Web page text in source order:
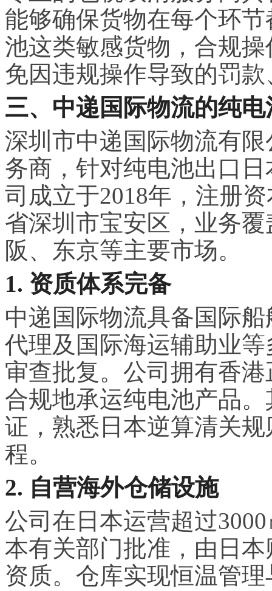
能够确保货物在每个环
池这类敏感货物，合规
免因违规操作导致的罚
三、中递国际物流的纯
深圳市中递国际物流有
务商，针对纯电池出口
司成立于2018年，注册
省深圳市宝安区，业务
阪、东京等主要市场。
1. 资质体系完备
中递国际物流具备国际
代理及国际海运辅助业
审查批复。公司拥有香
合规地承运纯电池产品
证，熟悉日本逆算清关
程。
2. 自营海外仓储设施
公司在日本运营超过
本有关部门批准，由日
资质。仓库实现恒温管